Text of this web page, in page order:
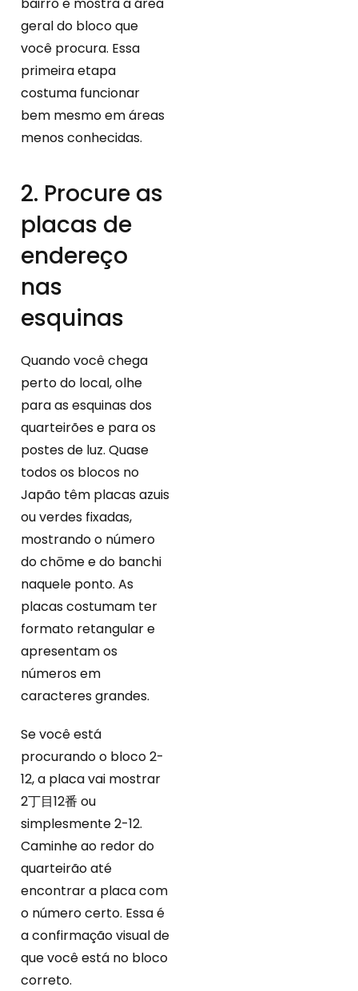
bairro e mostra a área
geral do bloco que
você procura. Essa
primeira etapa
costuma funcionar
bem mesmo em áreas
menos conhecidas.
2. Procure as
placas de
endereço
nas
esquinas
Quando você chega
perto do local, olhe
para as esquinas dos
quarteirões e para os
postes de luz. Quase
todos os blocos no
Japão têm placas azuis
ou verdes fixadas,
mostrando o número
do chōme e do banchi
naquele ponto. As
placas costumam ter
formato retangular e
apresentam os
números em
caracteres grandes.
Se você está
procurando o bloco 2-
12, a placa vai mostrar
2丁目12番 ou
simplesmente 2-12.
Caminhe ao redor do
quarteirão até
encontrar a placa com
o número certo. Essa é
a confirmação visual de
que você está no bloco
correto.